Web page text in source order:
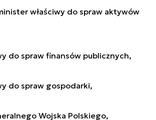
właściwy do spraw aktywów
do spraw finansów publicznych,
do spraw gospodarki,
Wojska Polskiego,